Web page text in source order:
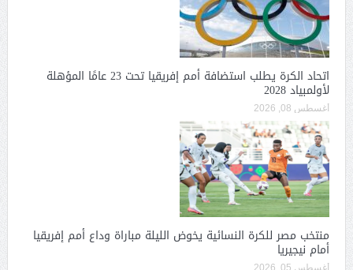
اتحاد الكرة يطلب استضافة أمم إفريقيا تحت 23 عامًا المؤهلة
لأولمبياد 2028
أغسطس 08, 2026
منتخب مصر للكرة النسائية يخوض الليلة مباراة وداع أمم إفريقيا
أمام نيجيريا